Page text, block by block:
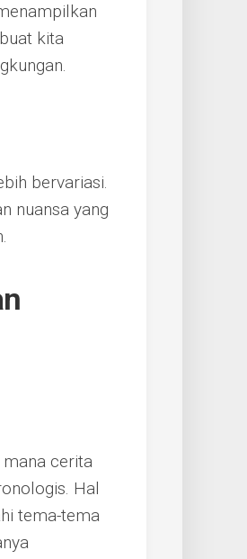
kita
bervariasi.
nuansa yang
cerita
Hal
tema-tema